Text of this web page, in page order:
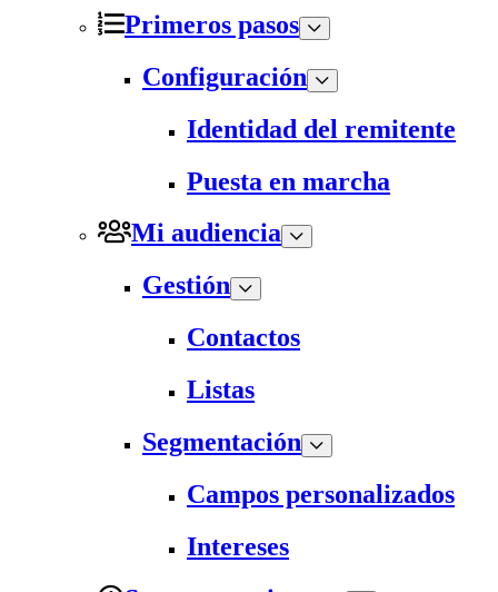
Primeros pasos
Configuración
Identidad del remitente
Puesta en marcha
Mi audiencia
Gestión
Contactos
Listas
Segmentación
Campos personalizados
Intereses